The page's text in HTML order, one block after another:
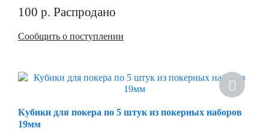
100 р. Распродано
Сообщить о поступлении
Кубики для покера по 5 штук из покерных наборов
19мм